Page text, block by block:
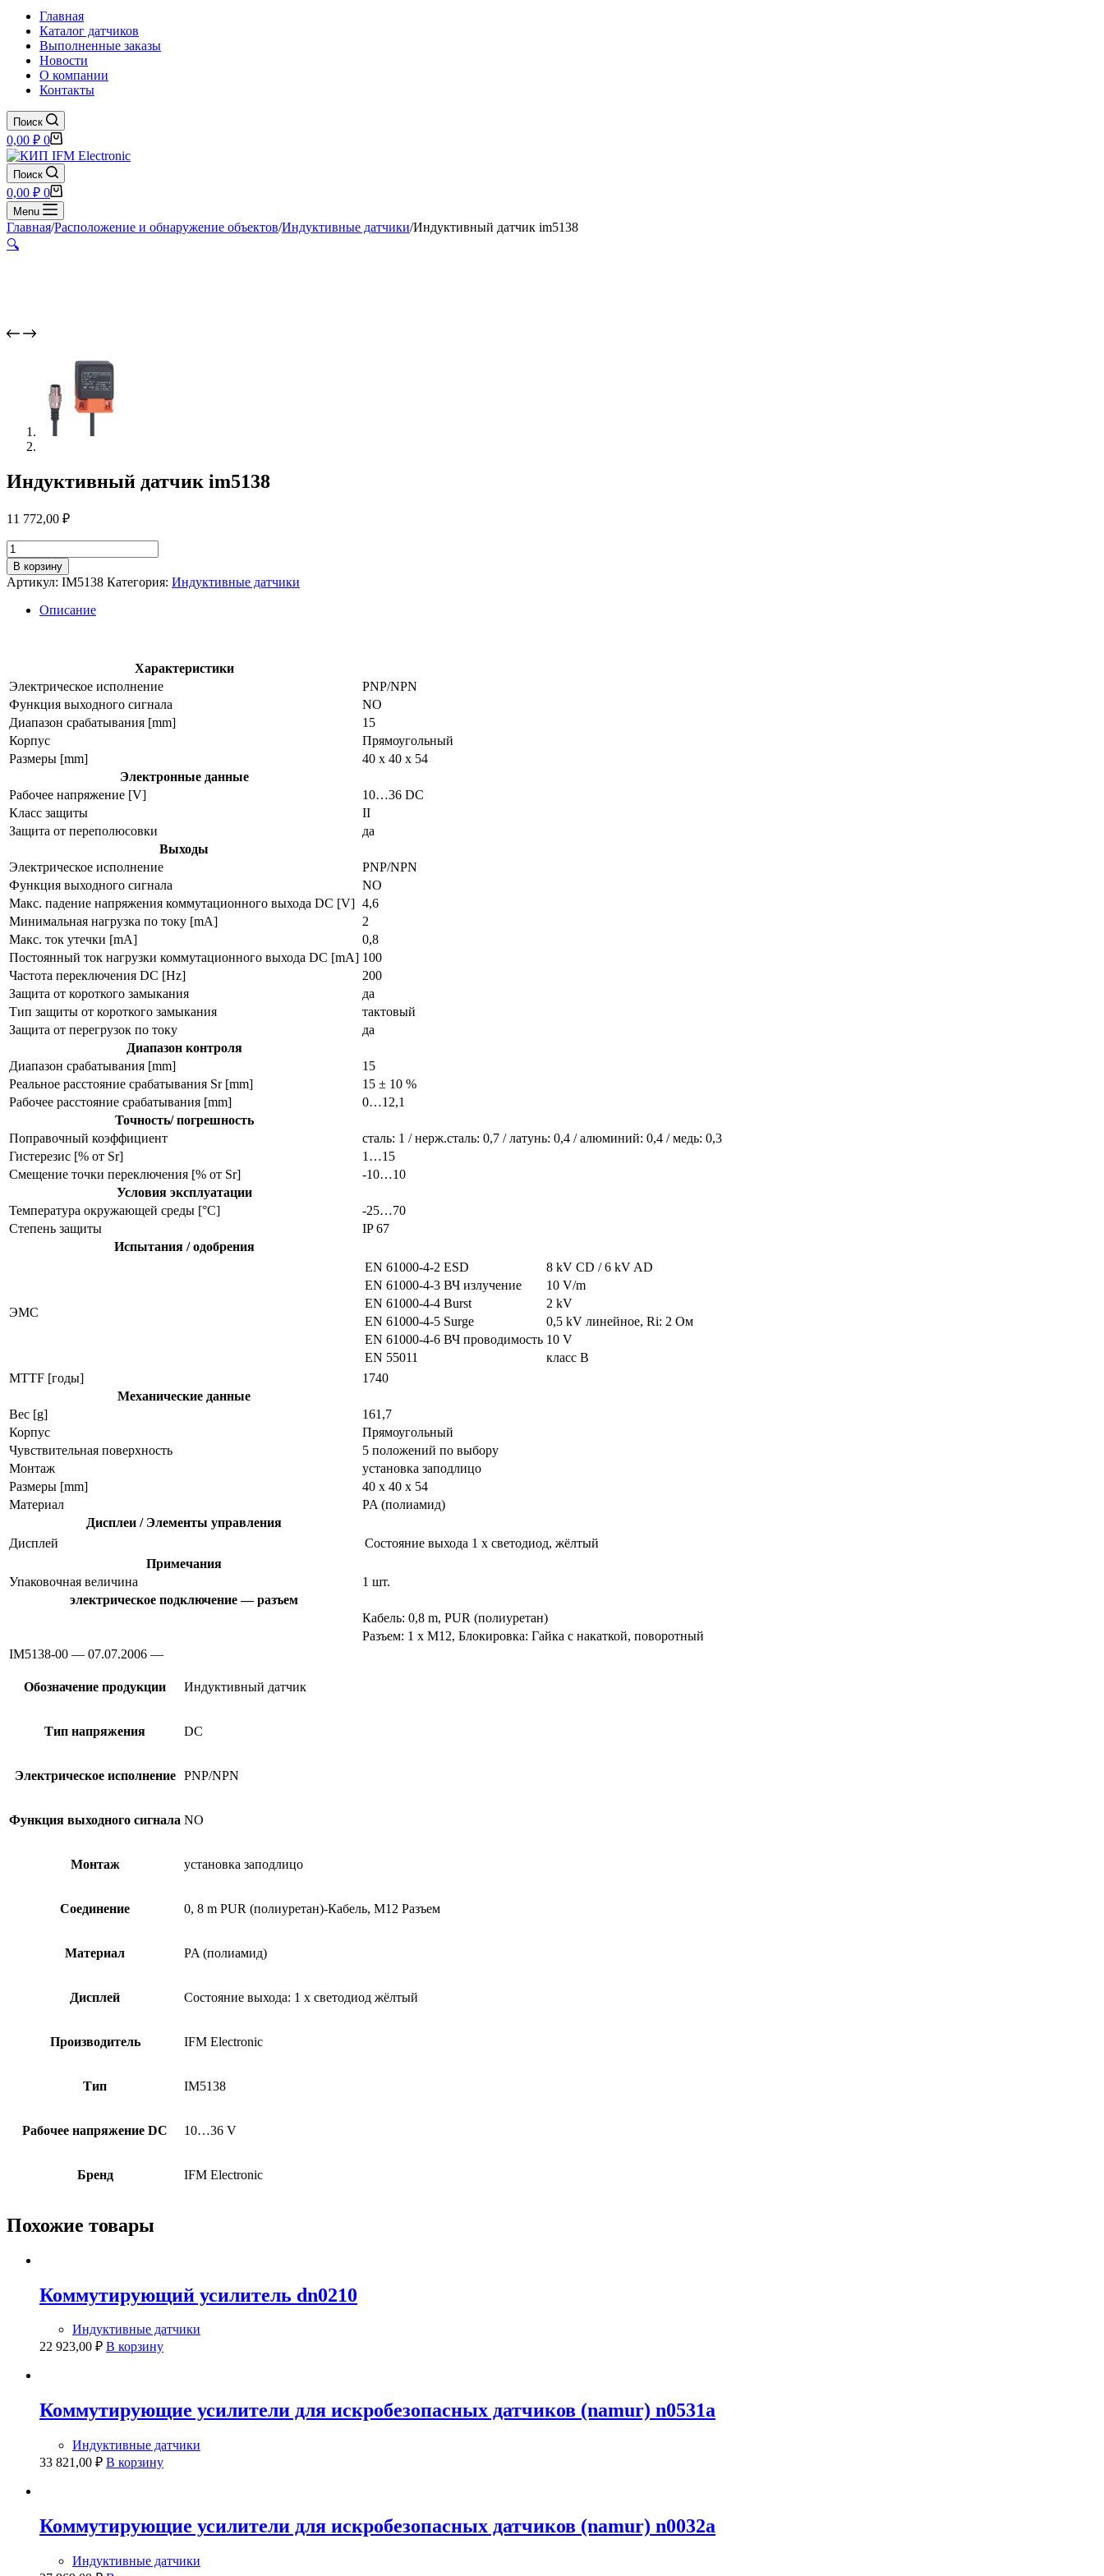
Главная
Каталог датчиков
Выполненные заказы
Новости
О компании
Контакты
Поиск
Корзина
0,00 ₽ 0
Поиск
Корзина
0,00 ₽ 0
Menu
Главная/Расположение и обнаружение объектов/Индуктивные датчики/Индуктивный датчик im5138
🔍
Индуктивный датчик im5138
11 772,00 ₽
Количество
товара
Индуктивный
датчик
im5138
В корзину
Артикул: IM5138 Категория: Индуктивные датчики
Описание
Характеристики
Электрическое исполнение
PNP/NPN
Функция выходного сигнала
NO
Диапазон срабатывания [mm]
15
Корпус
Прямоугольный
Размеры [mm]
40 x 40 x 54
Электронные данные
Рабочее напряжение [V]
10…36 DC
Класс защиты
II
Защита от переполюсовки
да
Выходы
Электрическое исполнение
PNP/NPN
Функция выходного сигнала
NO
Макс. падение напряжения коммутационного выхода DC [V] 4,6
Минимальная нагрузка по току [mA]
2
Макс. ток утечки [mA]
0,8
Постоянный ток нагрузки коммутационного выхода DC [mA] 100
Частота переключения DC [Hz]
200
Защита от короткого замыкания
да
Тип защиты от короткого замыкания
тактовый
Защита от перегрузок по току
да
Диапазон контроля
Диапазон срабатывания [mm]
15
Реальное расстояние срабатывания Sr [mm]
15 ± 10 %
Рабочее расстояние срабатывания [mm]
0…12,1
Точность/ погрешность
Поправочный коэффициент
сталь: 1 / нерж.сталь: 0,7 / латунь: 0,4 / алюминий: 0,4 / медь: 0,3
Гистерезис [% от Sr]
1…15
Смещение точки переключения [% от Sr]
-10…10
Условия эксплуатации
Температура окружающей среды [°C]
-25…70
Степень защиты
IP 67
Испытания / одобрения
ЭMC
EN 61000-4-2 ESD
8 kV CD / 6 kV AD
EN 61000-4-3 ВЧ излучение
10 V/m
EN 61000-4-4 Burst
2 kV
EN 61000-4-5 Surge
0,5 kV линейное, Ri: 2 Ом
EN 61000-4-6 ВЧ проводимость 10 V
EN 55011
класс B
MTTF [годы]
1740
Механические данные
Вес [g]
161,7
Корпус
Прямоугольный
Чувствительная поверхность
5 положений по выбору
Монтаж
установка заподлицо
Размеры [mm]
40 x 40 x 54
Материал
PA (полиамид)
Дисплеи / Элементы управления
Дисплей
Состояние выхода 1 x светодиод, жёлтый
Примечания
Упаковочная величина
1 шт.
электрическое подключение — разъем
Кабель: 0,8 m, PUR (полиуретан)
Разъем: 1 x M12, Блокировка: Гайка с накаткой, поворотный
IM5138-00 — 07.07.2006 —
Обозначение продукции Индуктивный датчик
Тип напряжения DC
Электрическое исполнение PNP/NPN
Функция выходного сигнала NO
Монтаж установка заподлицо
Соединение 0, 8 m PUR (полиуретан)-Кабель, M12 Разъем
Материал PA (полиамид)
Дисплей Состояние выхода: 1 x светодиод жёлтый
Производитель IFM Electronic
Тип IM5138
Рабочее напряжение DC 10…36 V
Бренд IFM Electronic
Похожие товары
Коммутирующий усилитель dn0210
Индуктивные датчики
22 923,00 ₽ В корзину
Коммутирующие усилители для искробезопасных датчиков (namur) n0531a
Индуктивные датчики
33 821,00 ₽ В корзину
Коммутирующие усилители для искробезопасных датчиков (namur) n0032a
Индуктивные датчики